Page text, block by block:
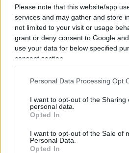
Please note that this website/app
services and may gather and store
not limited to your visit or usage
grant or deny consent to Google
use your data for below specified
consent section.
Personal Data Processing Opt
I want to opt-out of the Sharing
personal data.
Opted In
I want to opt-out of the Sale of
Personal Data.
Opted In
Giorno della
culturali della Shoah
diMichele Marsonet
28 Gennaio 2026, 5:49